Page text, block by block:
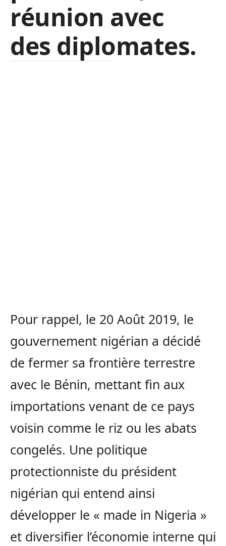
réunion avec
des diplomates.
Pour rappel, le 20 Août 2019, le
gouvernement nigérian a décidé
de fermer sa frontière terrestre
avec le Bénin, mettant fin aux
importations venant de ce pays
voisin comme le riz ou les abats
congelés. Une politique
protectionniste du président
nigérian qui entend ainsi
développer le « made in Nigeria »
et diversifier l’économie interne qui